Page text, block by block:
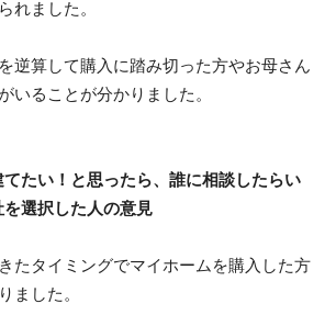
れました。
逆算して購入に踏み切った方やお母さん
いることが分かりました。
たい！と思ったら、誰に相談したらい
選択した人の意見
たタイミングでマイホームを購入した方
ました。